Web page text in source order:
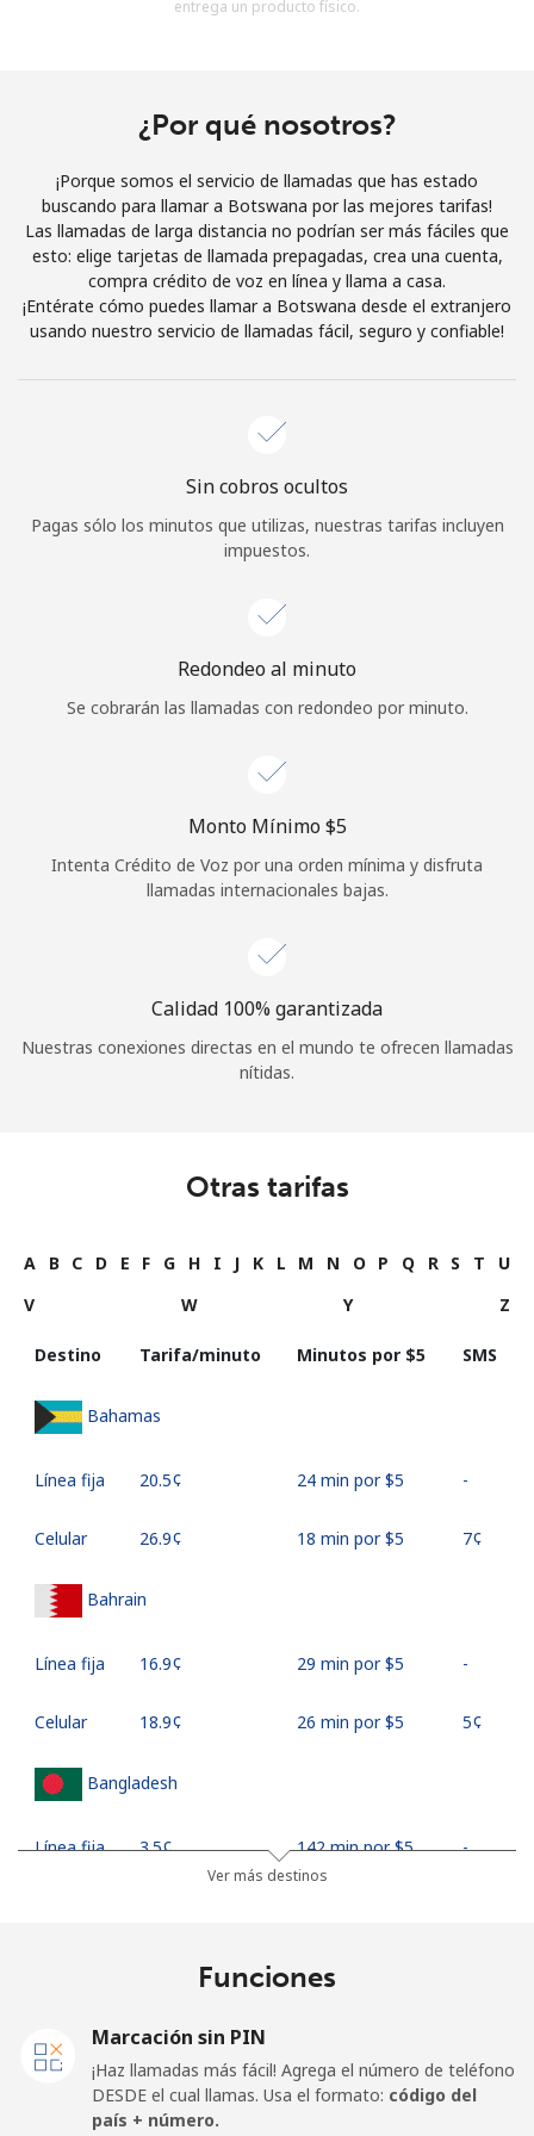
Al abrir una cuenta en este sitio web, estoy de acuerdo con
Únete
¡Hola!
Inicia sesión o REGÍSTRATE →
¿Olvidaste tu contraseña? →
Iniciar Sesión
entrega un producto físico.
¿Por qué nosotros?
¡Porque somos el servicio de llamadas que has estado
buscando para llamar a Botswana por las mejores tarifas!
Las llamadas de larga distancia no podrían ser más fáciles que
esto: elige tarjetas de llamada prepagadas, crea una cuenta,
compra crédito de voz en línea y llama a casa.
¡Entérate cómo puedes llamar a Botswana desde el extranjero
usando nuestro servicio de llamadas fácil, seguro y confiable!
Sin cobros ocultos
Pagas sólo los minutos que utilizas, nuestras tarifas incluyen
impuestos.
Redondeo al minuto
Se cobrarán las llamadas con redondeo por minuto.
Monto Mínimo ⁦$5⁩
Intenta Crédito de Voz por una orden mínima y disfruta
llamadas internacionales bajas.
Calidad 100% garantizada
Nuestras conexiones directas en el mundo te ofrecen llamadas
nítidas.
Otras tarifas
A B C D E F G H I J K L M N O P Q R S T
U
V
W Y Z
Destino Tarifa/minuto Minutos por ⁦$5⁩ SMS
Bahamas
Línea fija ⁦20.5¢⁩ 24 min por ⁦$5⁩ -
Celular ⁦26.9¢⁩ 18 min por ⁦$5⁩ ⁦7¢⁩
Bahrain
Línea fija ⁦16.9¢⁩ 29 min por ⁦$5⁩ -
Celular ⁦18.9¢⁩ 26 min por ⁦$5⁩ ⁦5¢⁩
Bangladesh
Línea fija ⁦3.5¢⁩ 142 min por ⁦$5⁩ -
Línea fija ⁦28.5¢⁩
⁦32.5¢⁩ 15 min por ⁦$5⁩ -
Ver más destinos
Funciones
Marcación sin PIN
¡Haz llamadas más fácil! Agrega el número de teléfono
DESDE el cual llamas. Usa el formato: código del
país + número.